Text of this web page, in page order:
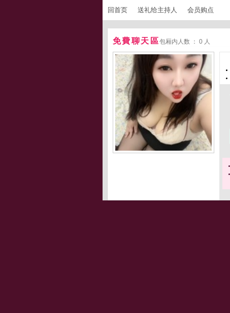
回首页 送礼给主持人 会员购点
免費聊天區包厢内人数 ： 0 人